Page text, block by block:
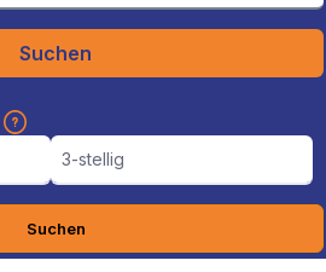
Suchen
3-stellig
Suchen